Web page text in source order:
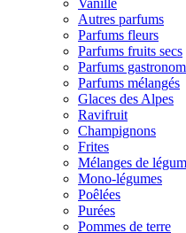
Vanille
Autres parfums
Parfums fleurs
Parfums fruits secs
Parfums
Parfums mélangés
Glaces des Alpes
Ravifruit
Champignons
Frites
Mélanges de
Mono-légumes
Poêlées
Purées
Pommes de terre